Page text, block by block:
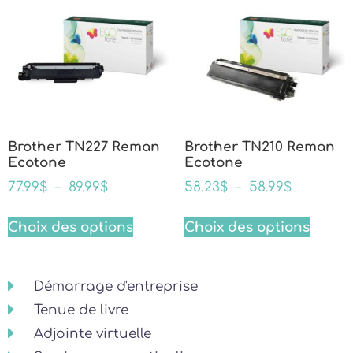
Brother TN227 Reman
Ecotone
77.99$ – 89.99$
Choix des options
Brother TN210 Reman
Ecotone
58.23$ – 58.99$
Choix des options
Démarrage d'entreprise
Tenue de livre
Adjointe virtuelle